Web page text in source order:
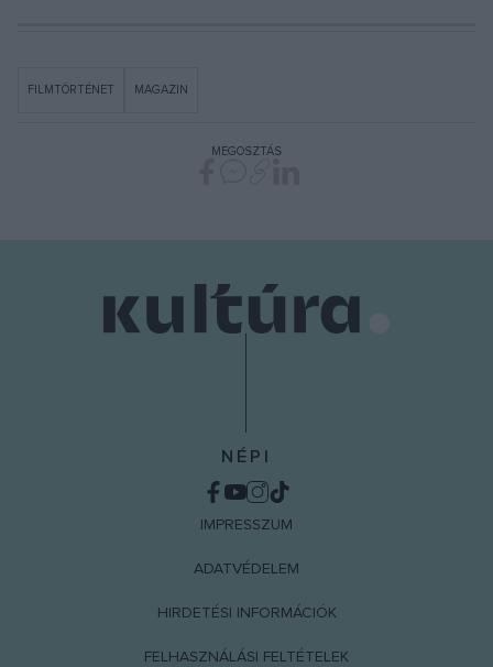
FILMTÖRTÉNET MAGAZIN
MEGOSZTÁS
NÉPI
IMPRESSZUM
ADATVÉDELEM
HIRDETÉSI INFORMÁCIÓK
FELHASZNÁLÁSI FELTÉTELEK